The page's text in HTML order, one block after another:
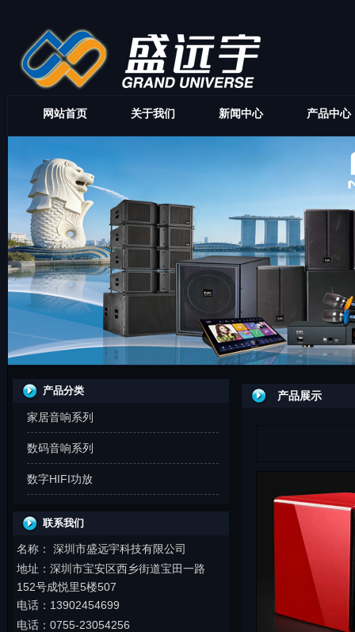
网站首页 关于我们 新闻中心 产品中心
产品分类
家居音响系列
数码音响系列
数字HIFI功放
联系我们
名称： 深圳市盛远宇科技有限公司
地址： 深圳市宝安区西乡街道宝田一路
152号成悦里5楼507
电话：13902454699
电话：0755-23054256
产品展示